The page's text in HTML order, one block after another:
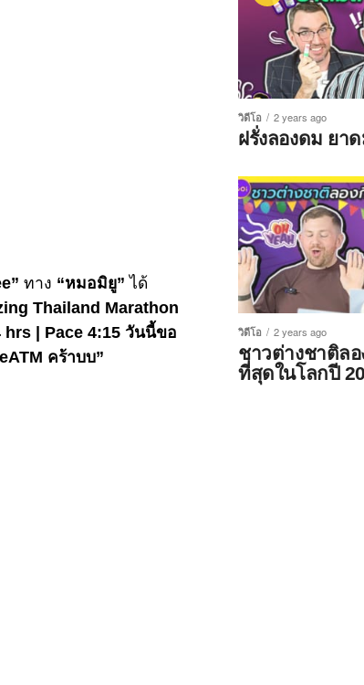
ทาง “หมอมิยู” ได้
Thailand Marathon
hrs | Pace 4:15 วันนี้ขอ
คร้าบบ”
วิดีโอ 2 years ago
ฝรั่งลองดม ยา
วิดีโอ 2 years ago
ชาวต่างชาติล
ที่สุดในโลกปี